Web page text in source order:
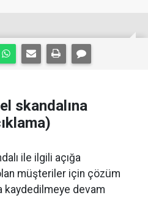
skandalına
ile ilgili açığa
müşteriler için çözüm
devam